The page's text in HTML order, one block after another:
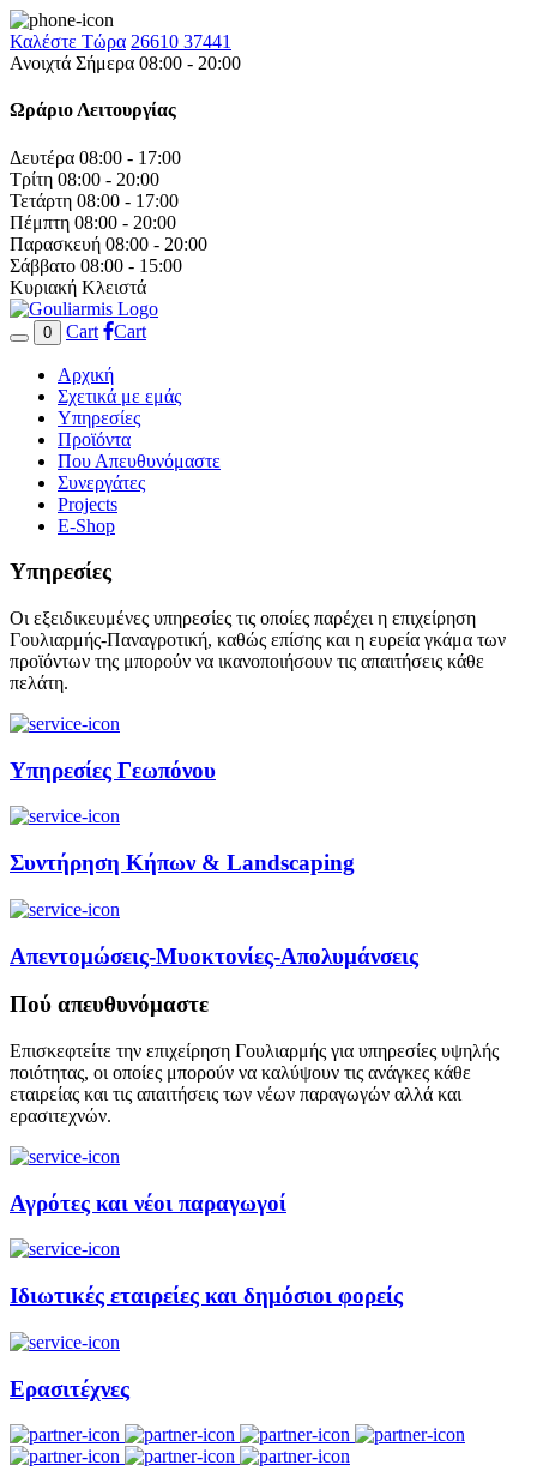
Καλέστε Τώρα 26610 37441
Ανοιχτά Σήμερα 08:00 - 20:00
Ωράριο Λειτουργίας
Δευτέρα 08:00 - 17:00
Τρίτη 08:00 - 20:00
Τετάρτη 08:00 - 17:00
Πέμπτη 08:00 - 20:00
Παρασκευή 08:00 - 20:00
Σάββατο 08:00 - 15:00
Κυριακή Κλειστά
0 Cart Cart
Αρχική
Σχετικά με εμάς
Υπηρεσίες
Προϊόντα
Που Απευθυνόμαστε
Συνεργάτες
Projects
E-Shop
Υπηρεσίες
Οι εξειδικευμένες υπηρεσίες τις οποίες παρέχει η επιχείρηση
Γουλιαρμής-Παναγροτική, καθώς επίσης και η ευρεία γκάμα των
προϊόντων της μπορούν να ικανοποιήσουν τις απαιτήσεις κάθε
πελάτη.
Υπηρεσίες Γεωπόνου
Συντήρηση Κήπων & Landscaping
Απεντομώσεις-Μυοκτονίες-Απολυμάνσεις
Πού απευθυνόμαστε
Επισκεφτείτε την επιχείρηση Γουλιαρμής για υπηρεσίες υψηλής
ποιότητας, οι οποίες μπορούν να καλύψουν τις ανάγκες κάθε
εταιρείας και τις απαιτήσεις των νέων παραγωγών αλλά και
ερασιτεχνών.
Αγρότες και νέοι παραγωγοί
Ιδιωτικές εταιρείες και δημόσιοι φορείς
Ερασιτέχνες